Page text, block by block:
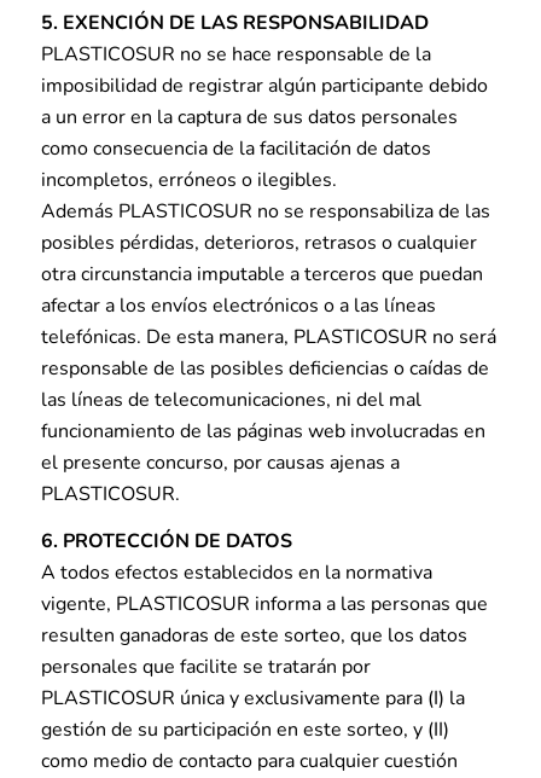
5. EXENCIÓN DE LAS RESPONSABILIDAD
PLASTICOSUR no se hace responsable de la
imposibilidad de registrar algún participante debido
a un error en la captura de sus datos personales
como consecuencia de la facilitación de datos
incompletos, erróneos o ilegibles.
Además PLASTICOSUR no se responsabiliza de las
posibles pérdidas, deterioros, retrasos o cualquier
otra circunstancia imputable a terceros que puedan
afectar a los envíos electrónicos o a las líneas
telefónicas. De esta manera, PLASTICOSUR no será
responsable de las posibles deficiencias o caídas de
las líneas de telecomunicaciones, ni del mal
funcionamiento de las páginas web involucradas en
el presente concurso, por causas ajenas a
PLASTICOSUR.
6. PROTECCIÓN DE DATOS
A todos efectos establecidos en la normativa
vigente, PLASTICOSUR informa a las personas que
resulten ganadoras de este sorteo, que los datos
personales que facilite se tratarán por
PLASTICOSUR única y exclusivamente para (I) la
gestión de su participación en este sorteo, y (II)
como medio de contacto para cualquier cuestión